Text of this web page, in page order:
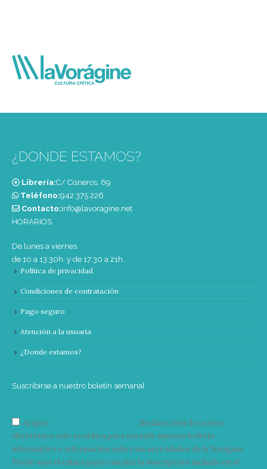
¿DONDE ESTAMOS?
Librería:C/ Cisneros, 69
Teléfono:‭942 375 226‬
Contacto:info@lavoragine.net
HORARIOS
De lunes a viernes
de 10 a 13:30h. y de 17:30 a 21h.
Política de privacidad
Condiciones de contratación
Pago seguro
Atención a la usuaria
¿Donde estamos?
Suscribirse a nuestro boletín semanal
Acepto
Su dirección de correo
electrónico solo se utiliza para enviarle nuestro boletín
informativo e información sobre las actividades de la Vorágine.
Puede usar el enlace para cancelar la suscripción incluido en el